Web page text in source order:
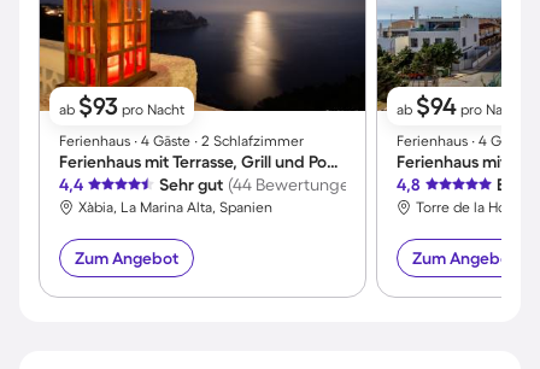
ab $93 pro Nacht
Ferienhaus ∙ 4 Gäste ∙ 2 Schlafzimmer
Ferienhaus mit Terrasse, Grill und Pool | Meerblick
4,4
Sehr gut (44 Bewertungen)
Xàbia, La Marina Alta, Spanien
Zum Angebot
ab $94 pro Nacht
Ferienhaus ∙ 4 Gäste
4,8
Zum Angebot